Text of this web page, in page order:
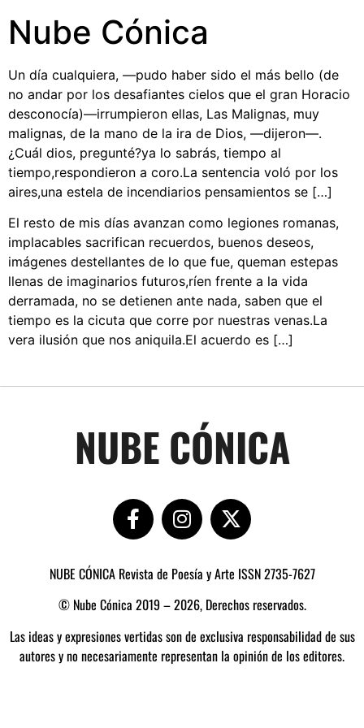
Nube Cónica
Un día cualquiera, —pudo haber sido el más bello (de
no andar por los desafiantes cielos que el gran Horacio
desconocía)—irrumpieron ellas, Las Malignas, muy
malignas, de la mano de la ira de Dios, —dijeron—.
¿Cuál dios, pregunté?ya lo sabrás, tiempo al
tiempo,respondieron a coro.La sentencia voló por los
aires,una estela de incendiarios pensamientos se […]
El resto de mis días avanzan como legiones romanas,
implacables sacrifican recuerdos, buenos deseos,
imágenes destellantes de lo que fue, queman estepas
llenas de imaginarios futuros,ríen frente a la vida
derramada, no se detienen ante nada, saben que el
tiempo es la cicuta que corre por nuestras venas.La
vera ilusión que nos aniquila.El acuerdo es […]
NUBE CÓNICA
NUBE CÓNICA Revista de Poesía y Arte ISSN 2735-7627
© Nube Cónica 2019 – 2026, Derechos reservados.
Las ideas y expresiones vertidas son de exclusiva responsabilidad de sus
autores y no necesariamente representan la opinión de los editores.